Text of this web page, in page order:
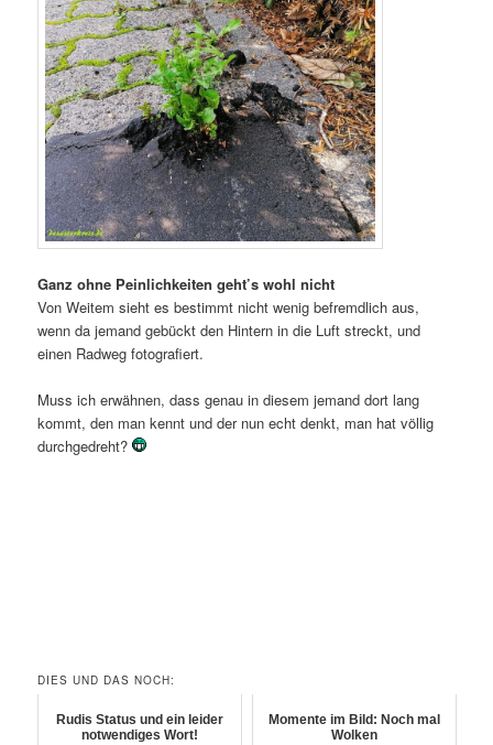
Ganz ohne Peinlichkeiten geht’s wohl nicht
Von Weitem sieht es bestimmt nicht wenig befremdlich aus,
wenn da jemand gebückt den Hintern in die Luft streckt, und
einen Radweg fotografiert.
Muss ich erwähnen, dass genau in diesem jemand dort lang
kommt, den man kennt und der nun echt denkt, man hat völlig
durchgedreht?
DIES UND DAS NOCH:
Rudis Status und ein leider
notwendiges Wort!
Momente im Bild: Noch mal
Wolken